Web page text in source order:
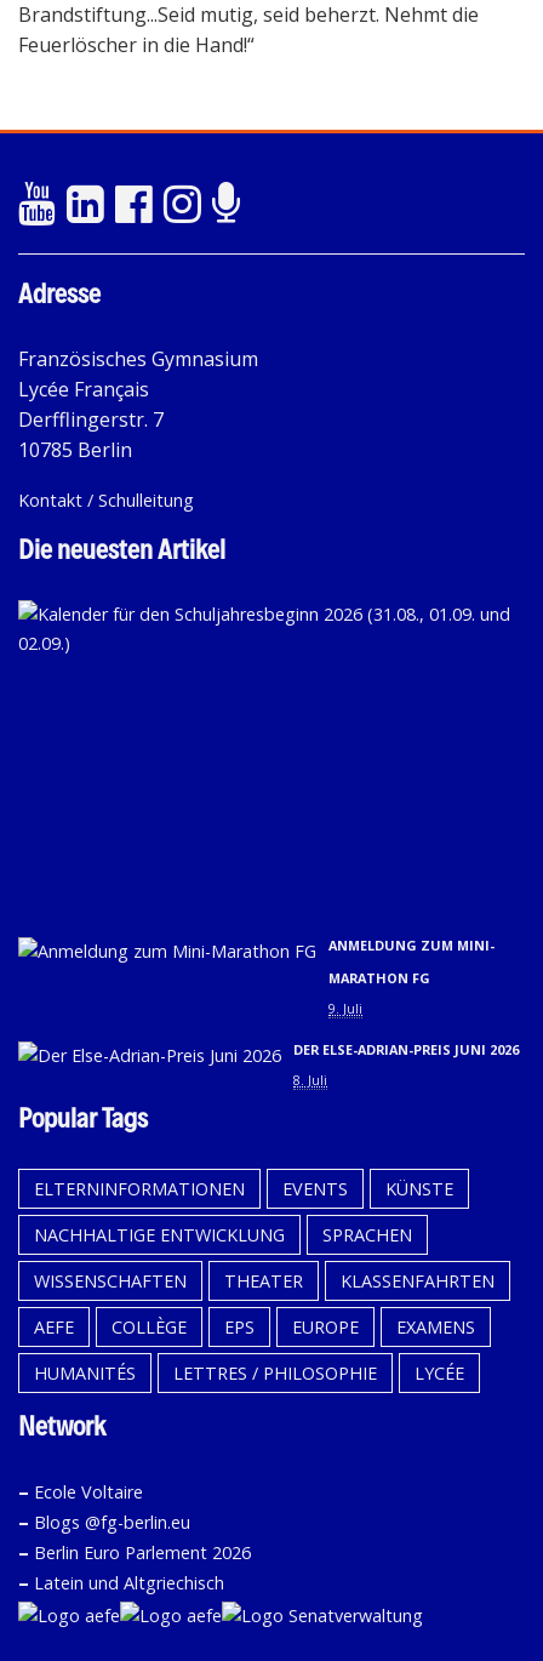
Brandstiftung...Seid mutig, seid beherzt. Nehmt die
Feuerlöscher in die Hand!“
Adresse
Französisches Gymnasium
Lycée Français
Derfflingerstr. 7
10785 Berlin
Kontakt / Schulleitung
Die neuesten Artikel
ANMELDUNG ZUM MINI-
MARATHON FG
9. Juli
DER ELSE-ADRIAN-PREIS JUNI 2026
8. Juli
Popular Tags
ELTERNINFORMATIONEN EVENTS
KÜNSTE
NACHHALTIGE ENTWICKLUNG
SPRACHEN
WISSENSCHAFTEN
THEATER
KLASSENFAHRTEN
AEFE
COLLÈGE EPS EUROPE
EXAMENS
HUMANITÉS
LETTRES / PHILOSOPHIE LYCÉE
Network
– Ecole Voltaire
– Blogs @fg-berlin.eu
– Berlin Euro Parlement 2026
– Latein und Altgriechisch